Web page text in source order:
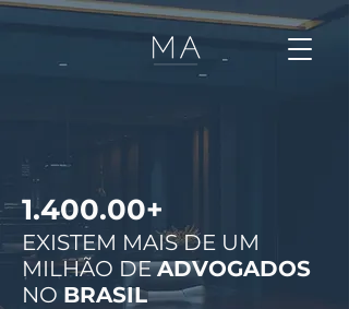
1.400.00+
EXISTEM MAIS DE UM
MILHÃO DEADVOGADOS
NO BRASIL